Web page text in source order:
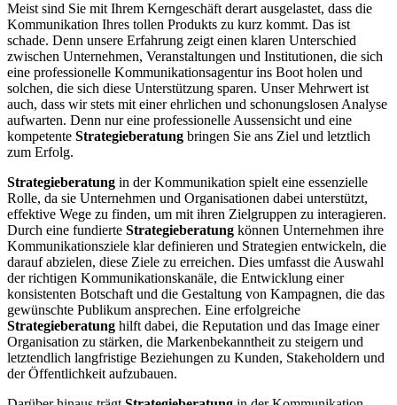
Meist sind Sie mit Ihrem Kerngeschäft derart ausgelastet, dass die
Kommunikation Ihres tollen Produkts zu kurz kommt. Das ist
schade. Denn unsere Erfahrung zeigt einen klaren Unterschied
zwischen Unternehmen, Veranstaltungen und Institutionen, die sich
eine professionelle Kommunikationsagentur ins Boot holen und
solchen, die sich diese Unterstützung sparen. Unser Mehrwert ist
auch, dass wir stets mit einer ehrlichen und schonungslosen Analyse
aufwarten. Denn nur eine professionelle Aussensicht und eine
kompetente Strategieberatung bringen Sie ans Ziel und letztlich
zum Erfolg.
Strategieberatung in der Kommunikation spielt eine essenzielle
Rolle, da sie Unternehmen und Organisationen dabei unterstützt,
effektive Wege zu finden, um mit ihren Zielgruppen zu interagieren.
Durch eine fundierte Strategieberatung können Unternehmen ihre
Kommunikationsziele klar definieren und Strategien entwickeln, die
darauf abzielen, diese Ziele zu erreichen. Dies umfasst die Auswahl
der richtigen Kommunikationskanäle, die Entwicklung einer
konsistenten Botschaft und die Gestaltung von Kampagnen, die das
gewünschte Publikum ansprechen. Eine erfolgreiche
Strategieberatung hilft dabei, die Reputation und das Image einer
Organisation zu stärken, die Markenbekanntheit zu steigern und
letztendlich langfristige Beziehungen zu Kunden, Stakeholdern und
der Öffentlichkeit aufzubauen.